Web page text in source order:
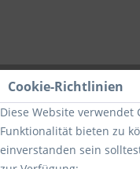
Cookie-Richtlinien
Diese Website verwendet
Funktionalität bieten zu
einverstanden sein